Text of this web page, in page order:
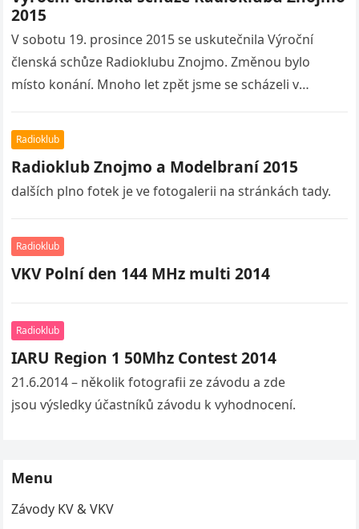
2015
V sobotu 19. prosince 2015 se uskutečnila Výroční
členská schůze Radioklubu Znojmo. Změnou bylo
místo konání. Mnoho let zpět jsme se scházeli v
Radioklub
Radioklub Znojmo a Modelbraní 2015
dalších plno fotek je ve fotogalerii na stránkách tady.
Radioklub
VKV Polní den 144 MHz multi 2014
Radioklub
IARU Region 1 50Mhz Contest 2014
21.6.2014 – několik fotografii ze závodu a zde
jsou výsledky účastníků závodu k vyhodnocení.
Menu
Závody KV & VKV